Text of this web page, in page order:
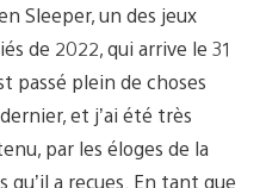
Sleeper, un des jeux
de 2022, qui arrive le 31
passé plein de choses
et j’ai été très
par les éloges de la
a reçues. En tant que